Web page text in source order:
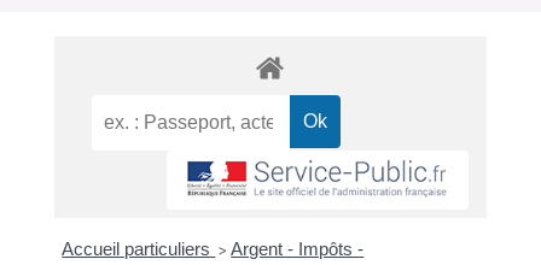
Accueil particuliers > Argent - Impôts -